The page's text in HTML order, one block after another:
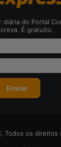
do Portal
É gratuito.
Todos os